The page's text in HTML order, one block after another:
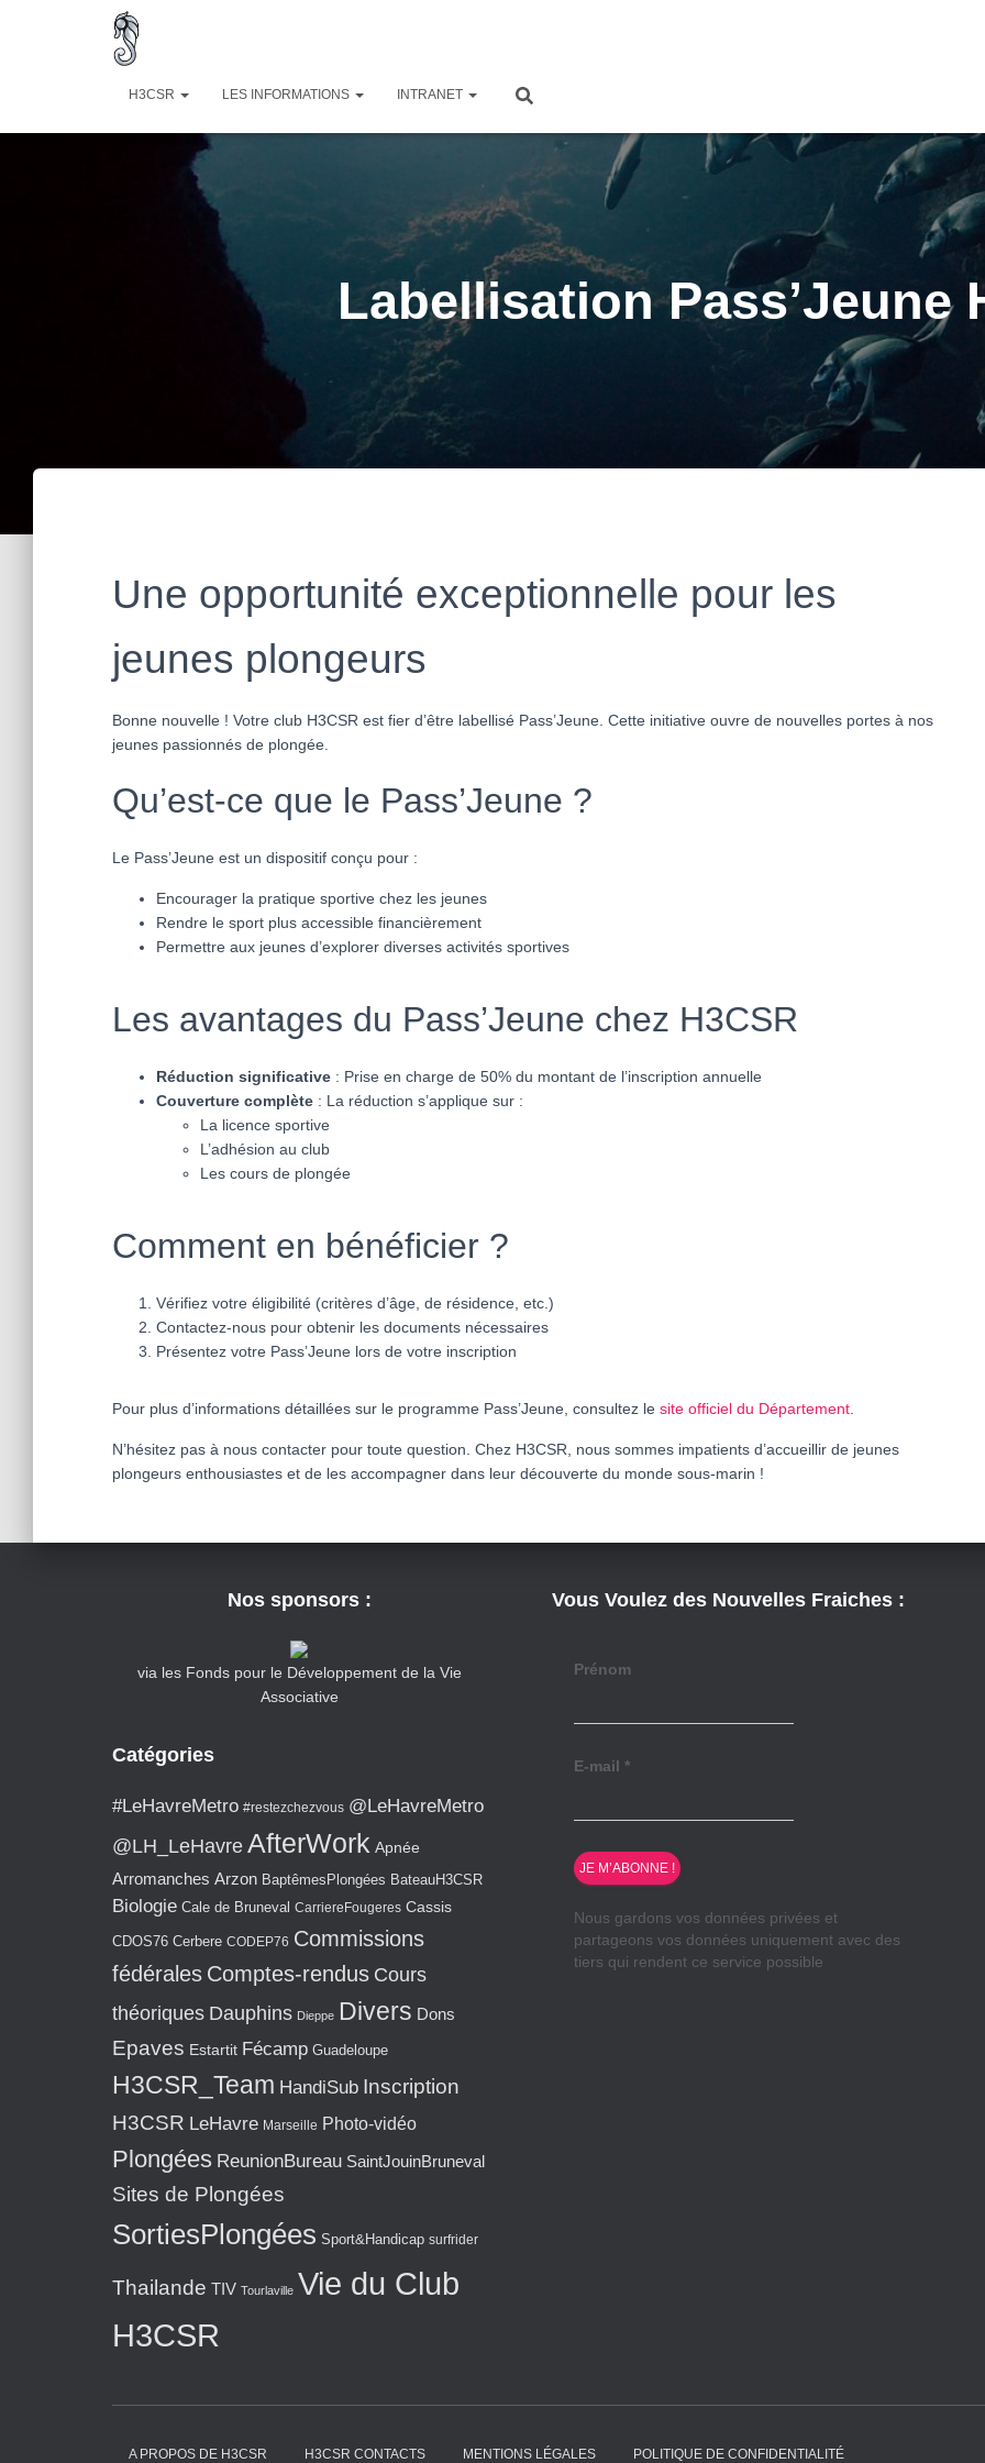
H3CSR LES INFORMATIONS INTRANET
Labellisation Pass’Jeune
Une opportunité exceptionnelle pour les
jeunes plongeurs
Bonne nouvelle ! Votre club H3CSR est fier d’être labellisé Pass’Jeune. Cette initiative ouvre de nouvelles portes à nos
jeunes passionnés de plongée.
Qu’est-ce que le Pass’Jeune ?
Le Pass’Jeune est un dispositif conçu pour :
Encourager la pratique sportive chez les jeunes
Rendre le sport plus accessible financièrement
Permettre aux jeunes d’explorer diverses activités sportives
Les avantages du Pass’Jeune chez H3CSR
Réduction significative : Prise en charge de 50% du montant de l’inscription annuelle
Couverture complète : La réduction s’applique sur :
La licence sportive
L’adhésion au club
Les cours de plongée
Comment en bénéficier ?
Vérifiez votre éligibilité (critères d’âge, de résidence, etc.)
Contactez-nous pour obtenir les documents nécessaires
Présentez votre Pass’Jeune lors de votre inscription
Pour plus d’informations détaillées sur le programme Pass’Jeune, consultez le site officiel du Département
N’hésitez pas à nous contacter pour toute question. Chez H3CSR, nous sommes impatients d’accueillir de jeunes
plongeurs enthousiastes et de les accompagner dans leur découverte du monde sous-marin !
Nos sponsors :
via les Fonds pour le Développement de la Vie
Associative
Catégories
#LeHavreMetro #restezchezvous @LeHavreMetro
@LH_LeHavre AfterWork Apnée
Arromanches Arzon BaptêmesPlongées BateauH3CSR
Biologie Cale de Bruneval CarriereFougeres Cassis
CDOS76 Cerbere CODEP76 Commissions
fédérales Comptes-rendus Cours
théoriques Dauphins Dieppe Divers Dons
Epaves Estartit Fécamp Guadeloupe
H3CSR_Team HandiSub Inscription
H3CSR LeHavre Marseille Photo-vidéo
Plongées ReunionBureau SaintJouinBruneval
Sites de Plongées
SortiesPlongées Sport&Handicap surfrider
Thailande TIV Tourlaville Vie du Club
H3CSR
Vous Voulez des Nouvelles Fraiches :
Prénom
E-mail *
Nous gardons vos données privées et
partageons vos données uniquement avec des
tiers qui rendent ce service possible
A PROPOS DE H3CSR H3CSR CONTACTS MENTIONS LÉGALES POLITIQUE DE CONFIDENTIALITÉ